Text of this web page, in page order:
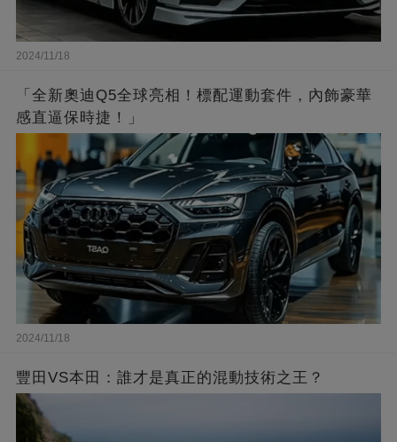
2024/11/18
「全新奧迪Q5全球亮相！標配運動套件，內飾豪華
感直逼保時捷！」
2024/11/18
豐田VS本田：誰才是真正的混動技術之王？